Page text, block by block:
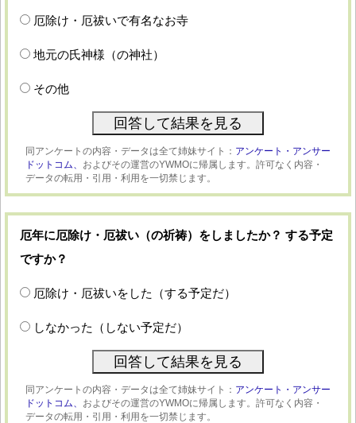
厄除け・厄祓いで有名なお寺
地元の氏神様（の神社）
その他
同アンケートの内容・データは全て姉妹サイト： アンケート・アンサー
ドットコム、 およびその運営のYWMOに帰属します。許可なく内容・
データの転用・引用・利用を一切禁じます。
厄年に厄除け・厄祓い（の祈祷）をしましたか？ する予定
ですか？
厄除け・厄祓いをした（する予定だ）
しなかった（しない予定だ）
同アンケートの内容・データは全て姉妹サイト： アンケート・アンサー
ドットコム、 およびその運営のYWMOに帰属します。許可なく内容・
データの転用・引用・利用を一切禁じます。